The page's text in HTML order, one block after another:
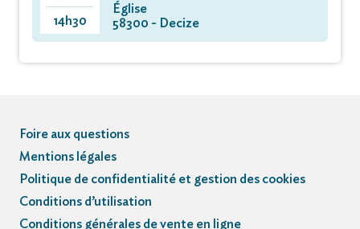
14h30
Église
58300 - Decize
Foire aux questions
Mentions légales
Politique de confidentialité et gestion des cookies
Conditions d’utilisation
Conditions générales de vente en ligne